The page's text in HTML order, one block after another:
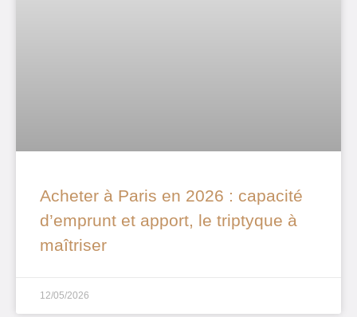
Acheter à Paris en 2026 : capacité
d’emprunt et apport, le triptyque à
maîtriser
12/05/2026